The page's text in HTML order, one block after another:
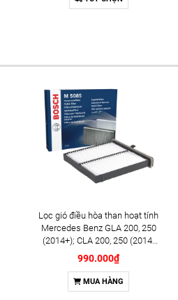
(2012+); Soul (2009-2014+);
Lọc gió điều hòa than hoạt tính
Mercedes Benz GLA 200, 250
(2014+); CLA 200, 250 (2014-
2019) chính hãng Bosch
(1987435505)
990.000₫
MUA HÀNG